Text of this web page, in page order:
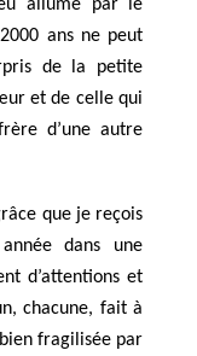
allumé par le
ans ne peut
de la petite
et de celle qui
d’une autre
que je reçois
dans une
d’attentions et
chacune, fait à
fragilisée par